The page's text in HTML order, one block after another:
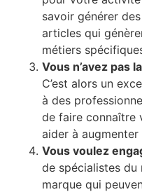
savoir générer
articles qui
métiers
Vous n’avez pas la
C’est alors un
à des
de faire connaître
aider à augmenter
Vous voulez
de spécialistes
marque qui